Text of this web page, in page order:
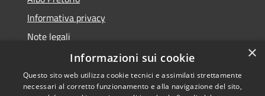
Informativa privacy
Note legali
Dichiarazione di accessibilità
×
Informazioni sui cookie
Questo sito web utilizza cookie tecnici e assimilati strettamente
necessari al corretto funzionamento e alla navigazione del sito,